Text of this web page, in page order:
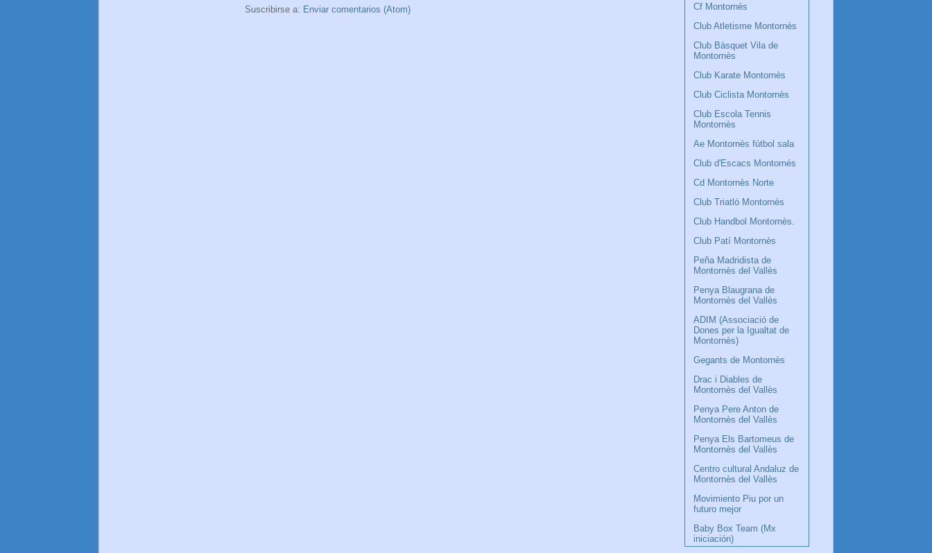
Suscribirse a: Enviar comentarios (Atom)
Cf Montornès
Club Atletisme Montornès
Club Bàsquet Vila de
Montornès
Club Karate Montornès
Club Ciclista Montornès
Club Escola Tennis
Montornès
Ae Montornès fútbol sala
Club d'Escacs Montornés
Cd Montornès Norte
Club Triatló Montornès
Club Handbol Montornès.
Club Patí Montornès
Peña Madridista de
Montornès del Vallès
Penya Blaugrana de
Montornès del Vallès
ADIM (Associació de
Dones per la Igualtat de
Montornès)
Gegants de Montornès
Drac i Diables de
Montornès del Vallès
Penya Pere Anton de
Montornès del Vallès
Penya Els Bartomeus de
Montornès del Vallès
Centro cultural Andaluz de
Montornès del Vallès
Movimiento Piu por un
futuro mejor
Baby Box Team (Mx
iniciación)